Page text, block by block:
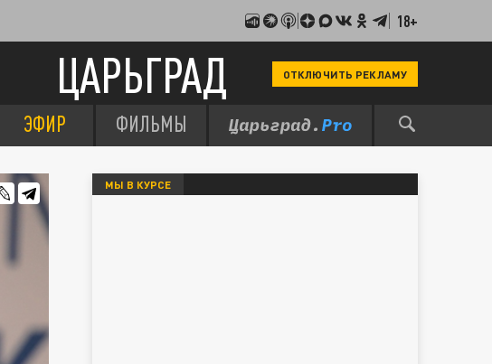
18+
ЦАРЬГРАД ОТКЛЮЧИТЬ РЕКЛАМУ
ЭФИР ФИЛЬМЫ
МЫ В КУРСЕ